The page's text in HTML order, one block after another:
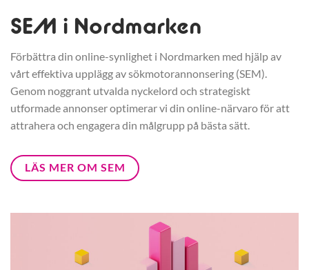
SEM i Nordmarken
Förbättra din online-synlighet i Nordmarken med hjälp av
vårt effektiva upplägg av sökmotorannonsering (SEM).
Genom noggrant utvalda nyckelord och strategiskt
utformade annonser optimerar vi din online-närvaro för att
attrahera och engagera din målgrupp på bästa sätt.
LÄS MER OM SEM